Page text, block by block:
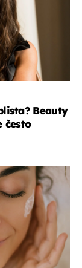
Beauty
često